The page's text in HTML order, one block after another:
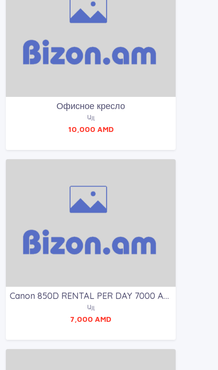
Офисное кресло
Այլ
10,000 AMD
Canon 850D RENTAL PER DAY 7000 AMD
Այլ
7,000 AMD